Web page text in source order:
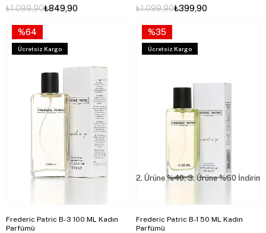
₺849,90
₺1.099,90 ₺399,90
₺1.099,90
Frederic Patric B-3 100 ML Kadın
Parfümü
%64
Ücretsiz Kargo
Frederic Patric B-1 50 ML Kadın
Parfümü
2. Ürüne %40, 3. Ürüne %60 İndirim
%35
Ücretsiz Kargo